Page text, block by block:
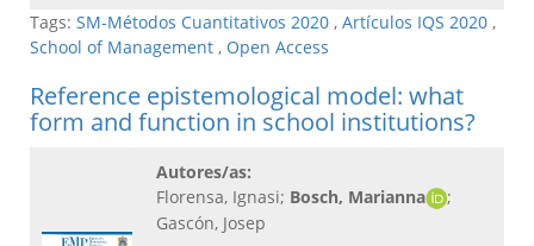
Tags: SM-Métodos Cuantitativos 2020 , Artículos IQS 2020 ,
School of Management , Open Access
Reference epistemological model: what
form and function in school institutions?
Autores/as:
Florensa, Ignasi; Bosch, Marianna
;
Gascón, Josep